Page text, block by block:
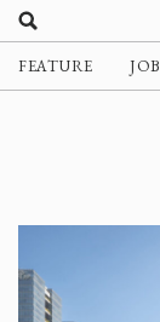
FEATURE JOB